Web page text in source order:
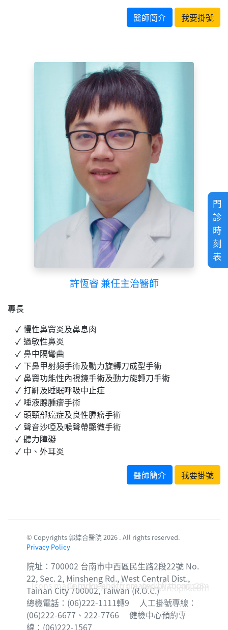
醫師簡介
我要掛號
許恆睿 兼任主治醫師
專長
慢性鼻竇炎及鼻息肉
過敏性鼻炎
鼻中隔彎曲
下鼻甲射頻手術及動力旋轉刀成型手術
鼻竇功能性內視鏡手術及動力旋轉刀手術
打鼾及睡眠呼吸中止症
唾液腺腫瘤手術
頭頸部癌症及良性腫瘤手術
聲音沙啞及喉聲帶顯微手術
聽力障礙
中、外耳炎
醫師簡介
我要掛號
© Copyrights 郭綜合醫院 2026 . All rights reserved.
Privacy Policy
院址：700002 台南市中西區民生路2段22號 No.
22, Sec. 2, Minsheng Rd., West Central Dist.,
Tainan City 700002, Taiwan (R.O.C.)
總機電話：(06)222-1111轉9 人工掛號專線：
(06)222-6677、222-7766 健檢中心預約專
線：(06)222-1567
Icons made byFreepikfromwww.flaticon.com
Corridor photo created by topntp26 -
www.freepik.com
門
診
時
刻
表